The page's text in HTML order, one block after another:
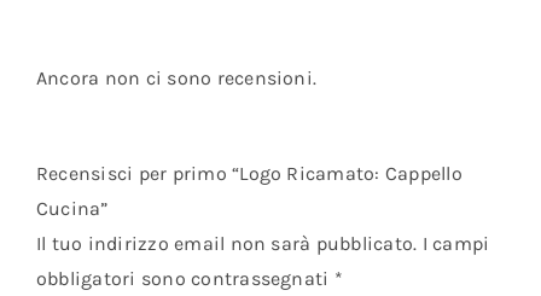
Ancora non ci sono recensioni.
Recensisci per primo “Logo Ricamato: Cappello
Cucina”
Il tuo indirizzo email non sarà pubblicato. I campi
obbligatori sono contrassegnati *